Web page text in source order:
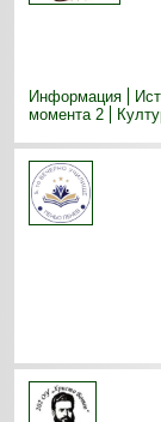
Информация
момента 2